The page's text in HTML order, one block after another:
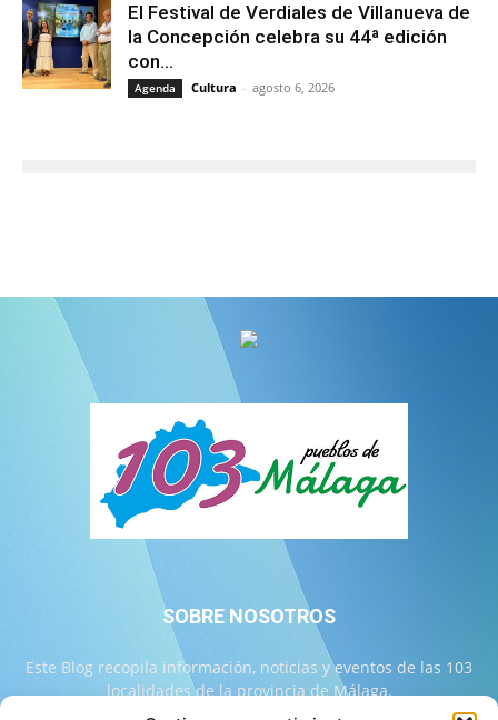
El Festival de Verdiales de Villanueva de
la Concepción celebra su 44ª edición
con...
Agenda Cultura - agosto 6, 2026
SOBRE NOSOTROS
Este Blog recopila información, noticias y eventos de las 103
localidades de la provincia de Málaga.